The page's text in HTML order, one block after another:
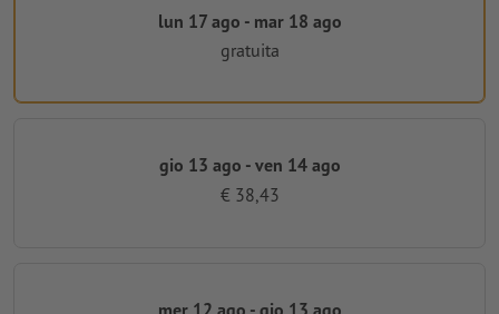
lun 17 ago - mar 18 ago
gratuita
gio 13 ago - ven 14 ago
€ 38,43
mer 12 ago - gio 13 ago